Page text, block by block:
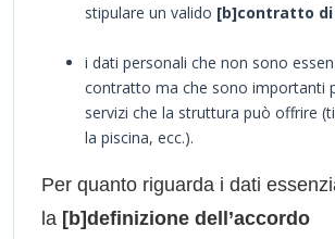
stipulare un valido [b]contratto di
i dati personali che non sono
contratto ma che sono importanti
servizi che la struttura può offrire
la piscina, ecc.).
Per quanto riguarda i dati
la [b]definizione dell’accordo